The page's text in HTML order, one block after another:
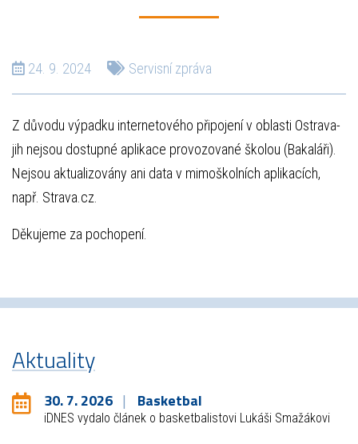
24. 9. 2024 Servisní zpráva
Z důvodu výpadku internetového připojení v oblasti Ostrava-
jih nejsou dostupné aplikace provozované školou (Bakaláři).
Nejsou aktualizovány ani data v mimoškolních aplikacích,
např. Strava.cz.
Děkujeme za pochopení.
Aktuality
30. 7. 2026 Basketbal
iDNES vydalo článek o basketbalistovi Lukáši Smažákovi